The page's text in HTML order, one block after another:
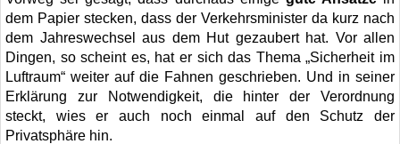
dem Papier stecken, dass der Verkehrsminister da kurz nach
dem Jahreswechsel aus dem Hut gezaubert hat. Vor allen
Dingen, so scheint es, hat er sich das Thema „Sicherheit im
Luftraum“ weiter auf die Fahnen geschrieben. Und in seiner
Erklärung zur Notwendigkeit, die hinter der Verordnung
steckt, wies er auch noch einmal auf den Schutz der
Privatsphäre hin.